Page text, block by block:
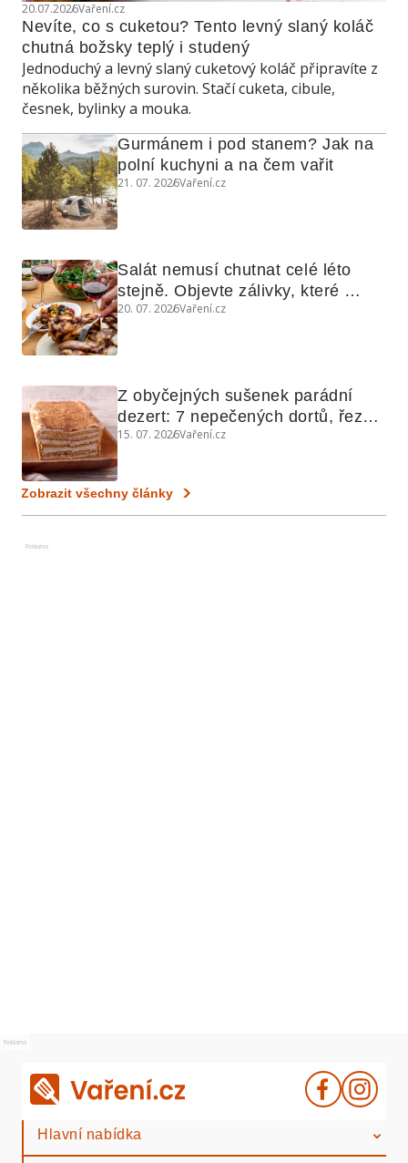
20.07.2026Vaření.cz
Nevíte, co s cuketou? Tento levný slaný koláč
chutná božsky teplý i studený
Jednoduchý a levný slaný cuketový koláč připravíte z
několika běžných surovin. Stačí cuketa, cibule,
česnek, bylinky a mouka.
Gurmánem i pod stanem? Jak na
polní kuchyni a na čem vařit
21. 07. 2026Vaření.cz
Salát nemusí chutnat celé léto
stejně. Objevte zálivky, které
využijete i na maso, nudle nebo
20. 07. 2026Vaření.cz
Z obyčejných sušenek parádní
dezert: 7 nepečených dortů, řezů
a koláčů
15. 07. 2026Vaření.cz
Zobrazit všechny články
Reklama
Reklama
Hlavní nabídka